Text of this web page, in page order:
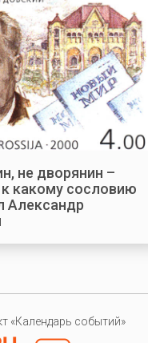
не дворянин –
какому сословию
Александр
«Календарь событий»